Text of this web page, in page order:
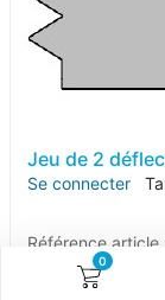
0
Se connecter
Référence article